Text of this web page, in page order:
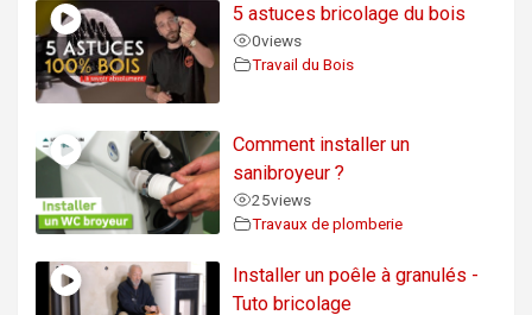
5 astuces bricolage du bois
0views
Travail du Bois
Comment installer un
sanibroyeur ?
25views
Travaux de plomberie
Installer un poêle à granulés -
Tuto bricolage